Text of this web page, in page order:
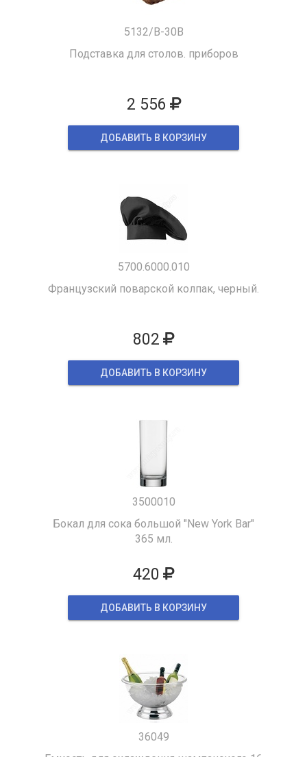
5132/B-30B
Подставка для столов. приборов
2 556
ДОБАВИТЬ В КОРЗИНУ
5700.6000.010
Французский поварской колпак, черный.
802
ДОБАВИТЬ В КОРЗИНУ
3500010
Бокал для сока большой "New York Bar"
365 мл.
420
ДОБАВИТЬ В КОРЗИНУ
36049